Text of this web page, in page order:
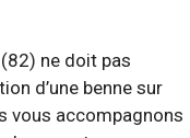
ne doit pas
d’une benne sur
vous accompagnons